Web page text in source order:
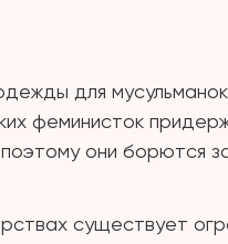
для
феминисток
они борются
существует